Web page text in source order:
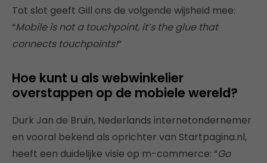
Tot slot geeft Gill ons de volgende wijsheid mee:
“Mobile is not a touchpoint, it’s the glue that
connects touchpoints!“
Hoe kunt u als webwinkelier
overstappen op de mobiele wereld?
Durk Jan de Bruin, Nederlands internetondernemer
en vooral bekend als oprichter van Startpagina.nl,
heeft een duidelijke visie op m-commerce: “Go